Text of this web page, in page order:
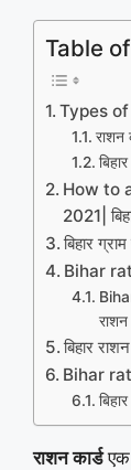
Table
Types of
राशन
How to
2021|
बिहार
Bihar
बिहार
Bihar
राशन कार्डएक